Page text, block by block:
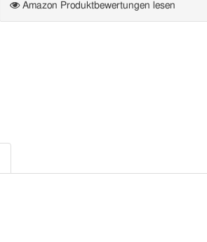
Amazon Produktbewertungen lesen